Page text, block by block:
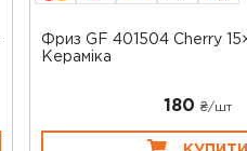
Фриз GF 401504 Cherry
Кераміка
180 ₴/шт